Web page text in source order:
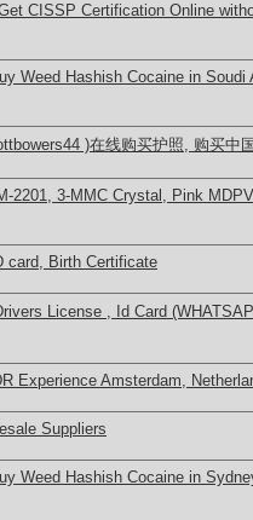
CISSP Certification Online
Weed Hashish Cocaine in Soudi
)在线购买护照, 购买中
2201, 3-MMC Crystal, Pink
card, Birth Certificate
License , Id Card
Experience Amsterdam,
Suppliers
Weed Hashish Cocaine in